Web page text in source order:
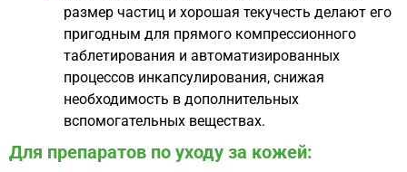
размер частиц и хорошая текучесть делают его
пригодным для прямого компрессионного
таблетирования и автоматизированных
процессов инкапсулирования, снижая
необходимость в дополнительных
вспомогательных веществах.
Для препаратов по уходу за кожей: